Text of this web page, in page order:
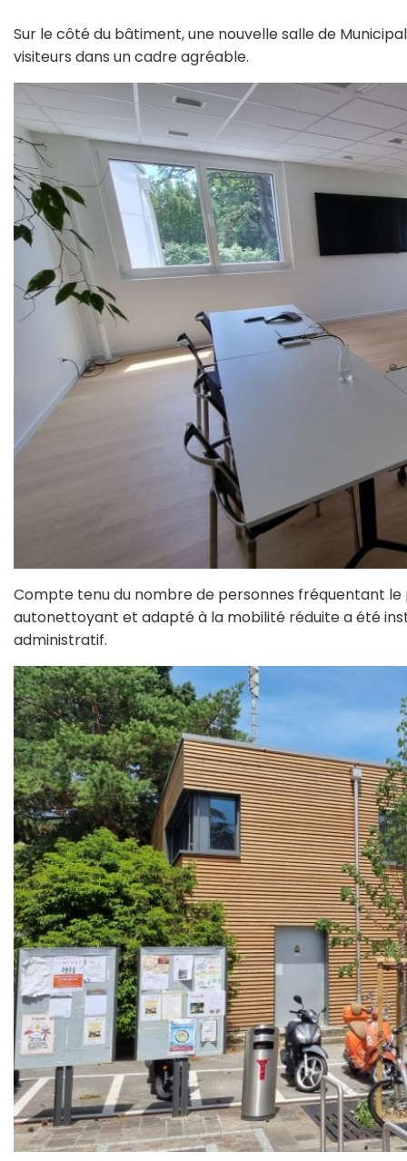
Sur le côté du bâtiment, une nouvelle salle de
visiteurs dans un cadre agréable.
Compte tenu du nombre de personnes fréquentant
autonettoyant et adapté à la mobilité réduite a été
administratif.